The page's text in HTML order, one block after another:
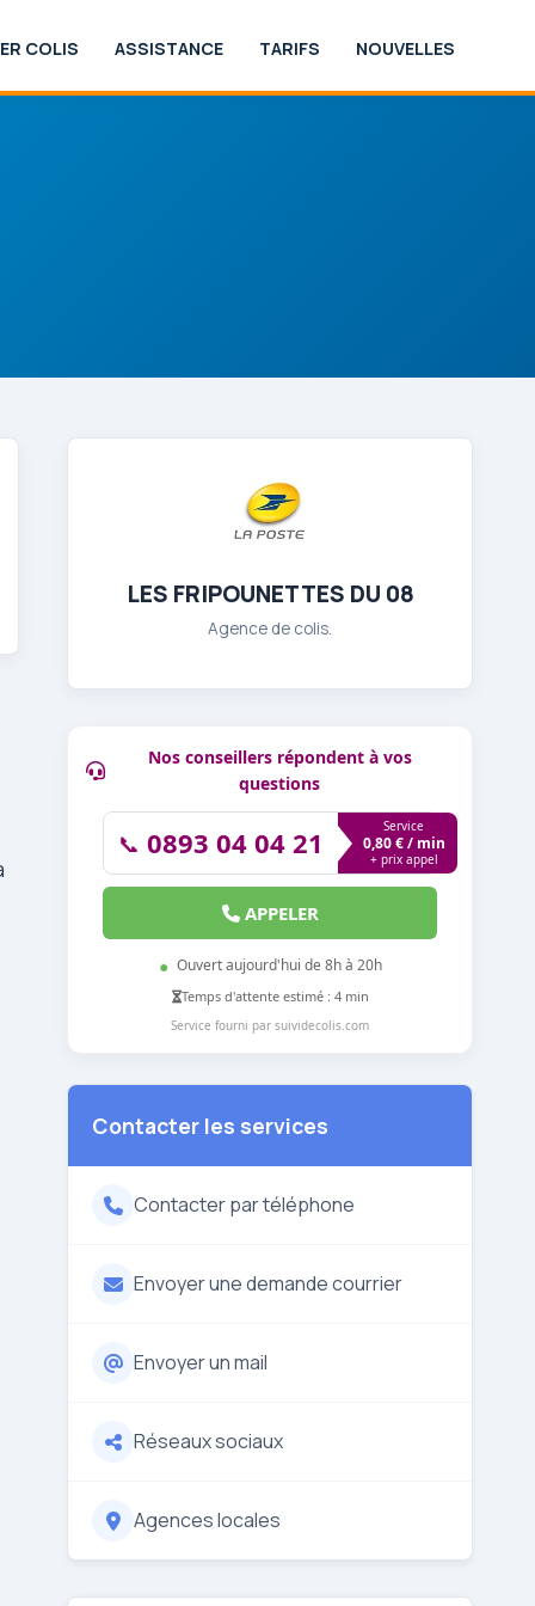
COLIS ASSISTANCE TARIFS NOUVELLES
LES FRIPOUNETTES DU 08
Agence de colis.
Nos conseillers répondent à vos
questions
📞 0893 04 04 21 Service
0,80 € / min
+ prix appel
APPELER
● Ouvert aujourd'hui de 8h à 20h
Temps d'attente estimé : 4 min
Service fourni par suividecolis.com
Contacter les services
Contacter par téléphone
Envoyer une demande courrier
Envoyer un mail
Réseaux sociaux
Agences locales